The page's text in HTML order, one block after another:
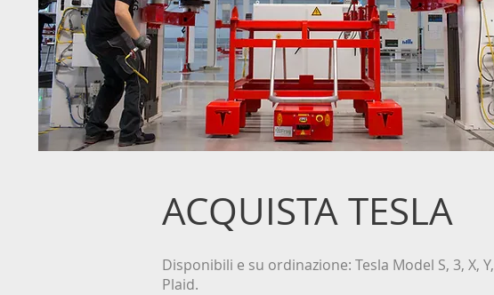
ACQUISTA TESLA
Disponibili e su ordinazione: Tesla Model S, 3, X, Y,
Plaid.